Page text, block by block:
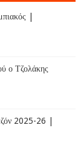
|
ο Τζολάκης
2025-26 |